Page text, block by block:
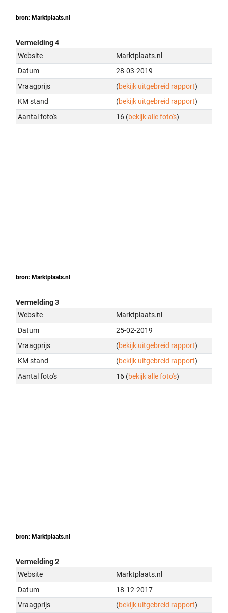
bron: Marktplaats.nl
Vermelding 4
Website
Marktplaats.nl
Datum
28-03-2019
Vraagprijs
(bekijk uitgebreid rapport)
KM stand
(bekijk uitgebreid rapport)
Aantal foto's
16 (bekijk alle foto's)
bron: Marktplaats.nl
Vermelding 3
Website
Marktplaats.nl
Datum
25-02-2019
Vraagprijs
(bekijk uitgebreid rapport)
KM stand
(bekijk uitgebreid rapport)
Aantal foto's
16 (bekijk alle foto's)
bron: Marktplaats.nl
Vermelding 2
Website
Marktplaats.nl
Datum
18-12-2017
Vraagprijs
(bekijk uitgebreid rapport)